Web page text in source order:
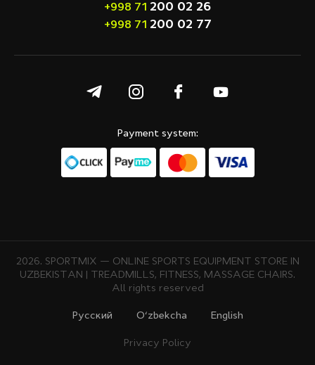
+998 71 200 02 26
+998 71 200 02 77
Payment system:
2026. SPORTMIX — ONLINE SPORTS EQUIPMENT STORE IN
UZBEKISTAN | TREADMILLS, FITNESS, MASSAGE CHAIRS.
All rights reserved
Русcкий O‘zbekcha English
Privacy Policy